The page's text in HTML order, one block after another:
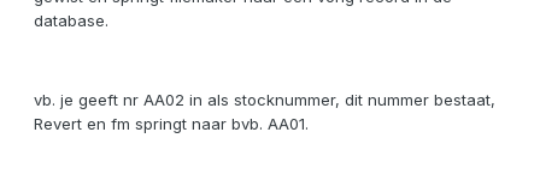
database.
vb. je geeft nr AA02 in als stocknummer, dit nummer bestaat,
Revert en fm springt naar bvb. AA01.